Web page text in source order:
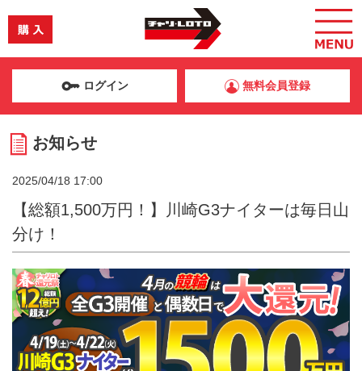
ログイン 無料会員登録
お知らせ
2025/04/18 17:00
【総額1,500万円！】川崎G3ナイターは毎日山
分け！